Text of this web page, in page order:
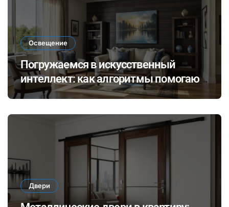
Освещение
Погружаемся в искусственный
интеллект: как алгоритмы помогают
выбирать идеальное освещение для
Двери